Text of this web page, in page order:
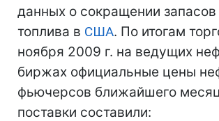
данных о сокращении запасов
топлива в США. По итогам
ноября 2009 г. на ведущих
биржах официальные цены
фьючерсов ближайшего
поставки составили: